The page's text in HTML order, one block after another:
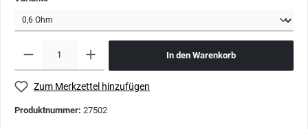
In den Warenkorb
Zum Merkzettel hinzufügen
Produktnummer: 27502